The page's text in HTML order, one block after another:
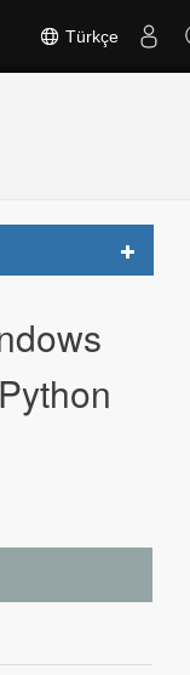
Türkçe
Toggle